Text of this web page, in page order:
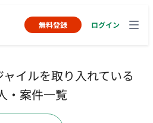
無料登録 ログイン
イルを取り入れている
・案件一覧